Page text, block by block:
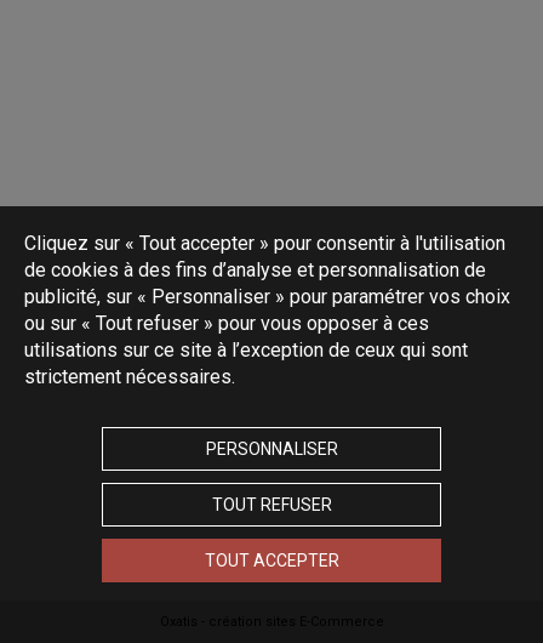
Cliquez sur « Tout accepter » pour consentir à l'utilisation
de cookies à des fins d’analyse et personnalisation de
publicité, sur « Personnaliser » pour paramétrer vos choix
ou sur « Tout refuser » pour vous opposer à ces
utilisations sur ce site à l’exception de ceux qui sont
strictement nécessaires.
PERSONNALISER
TOUT REFUSER
TOUT ACCEPTER